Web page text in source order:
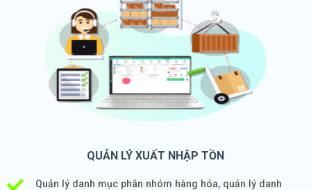
QUẢN LÝ XUẤT NHẬP TỒN
Quản lý danh mục phân nhóm hàng hóa, quản lý danh